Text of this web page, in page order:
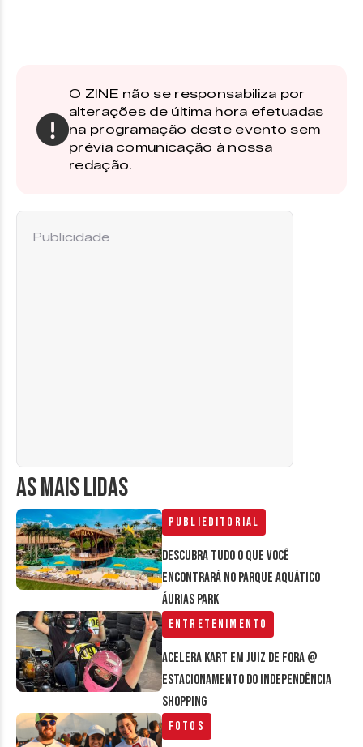
O ZINE não se responsabiliza por
alterações de última hora efetuadas
na programação deste evento sem
prévia comunicação à nossa
redação.
AS MAIS LIDAS
Publieditorial
Descubra tudo o que você
encontrará no parque aquático
Áurias Park
Entretenimento
Acelera Kart em Juiz de Fora @
estacionamento do Independência
Shopping
Fotos
Publicidade